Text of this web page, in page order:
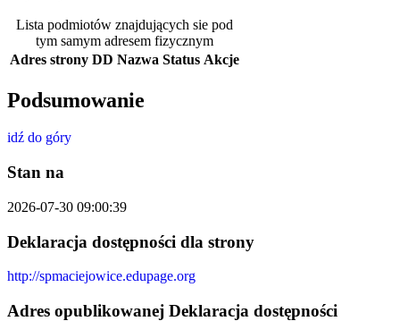
Lista podmiotów znajdujących sie pod
tym samym adresem fizycznym
Adres strony DD Nazwa Status Akcje
Podsumowanie
idź do góry
Stan na
2026-07-30 09:00:39
Deklaracja dostępności dla strony
http://spmaciejowice.edupage.org
Adres opublikowanej Deklaracja dostępności